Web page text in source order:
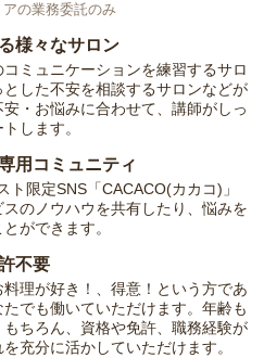
の業務委託のみ
様々なサロン
コミュニケーションを練習するサロ
とした不安を相談するサロンなどが
安・お悩みに合わせて、講師がしっ
します。
用コミュニティ
ト限定SNS「CACACO(カカコ)」
スのノウハウを共有したり、悩みを
ができます。
不要
料理が好き！、得意！という方であ
でも働いていただけます。年齢も
もちろん、資格や免許、職務経験が
充分に活かしていただけます。